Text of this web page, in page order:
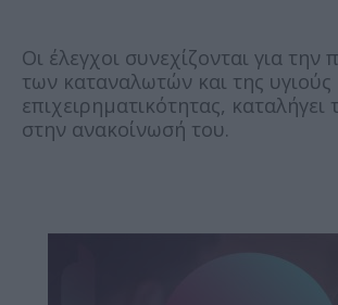
Οι έλεγχοι συνεχίζονται για την
των καταναλωτών και της υγιούς
επιχειρηματικότητας, καταλήγει
στην ανακοίνωσή του.